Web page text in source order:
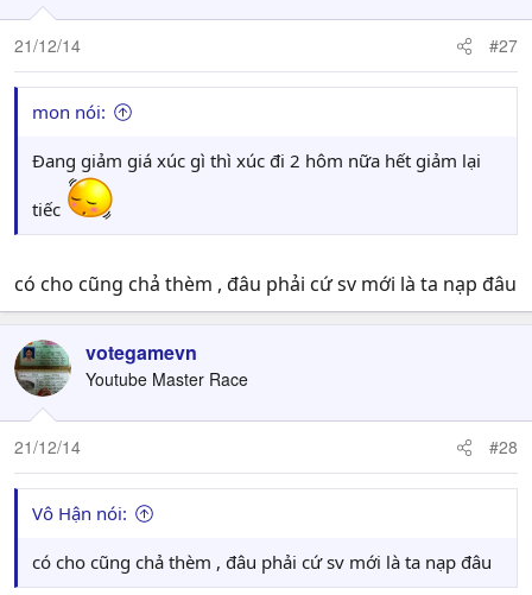
21/12/14 #27
mon nói:
Đang giảm giá xúc gì thì xúc đi 2 hôm nữa hết giảm lại
tiếc
có cho cũng chả thèm , đâu phải cứ sv mới là ta nạp đâu
votegamevn
Youtube Master Race
21/12/14 #28
Vô Hận nói:
có cho cũng chả thèm , đâu phải cứ sv mới là ta nạp đâu